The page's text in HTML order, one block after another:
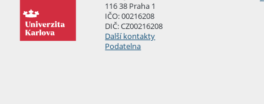
116 38 Praha 1
IČO: 00216208
DIČ: CZ00216208
Další kontakty
Podatelna